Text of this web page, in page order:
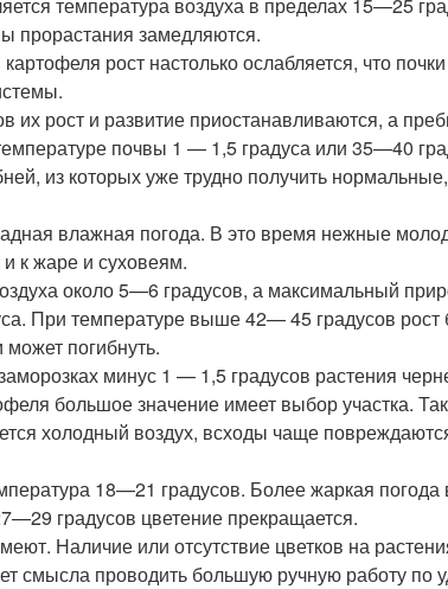
прорастания замедляются.
рост настолько ослабляется, что
рост и развитие приостанавливаются, а
почвы 1 — 1,5 градуса или 35—40
из которых уже трудно получить
влажная погода. В это время нежные
и к жаре и суховеям.
около 5—6 градусов, а максимальный
При температуре выше 42— 45 градусов рост
погибнуть.
минус 1 — 1,5 градусов растения
большое значение имеет выбор участка.
холодный воздух, всходы чаще
18—21 градусов. Более жаркая
градусов цветение прекращается.
Наличие или отсутствие цветков на
смысла проводить большую ручную работу по